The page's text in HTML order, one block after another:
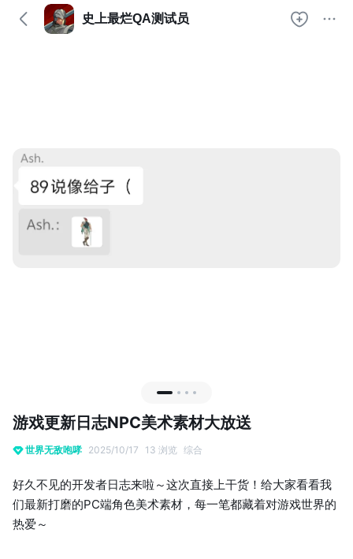
史上最烂QA测试员
游戏更新日志NPC美术素材大放送
世界无敌咆哮 2025/10/17 13 浏览 综合
好久不见的开发者日志来啦～这次直接上干货！给大家看看我
们最新打磨的PC端角色美术素材，每一笔都藏着对游戏世界的
热爱～